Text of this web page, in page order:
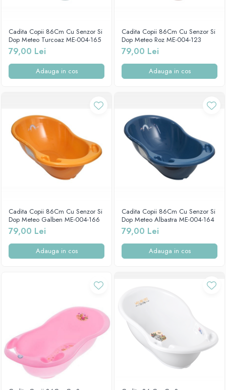
Cadita Copii 86Cm Cu Senzor Si
Dop Meteo Turcoaz ME-004-165
79,00 Lei
Adauga in cos
Cadita Copii 86Cm Cu Senzor Si
Dop Meteo Roz ME-004-123
79,00 Lei
Adauga in cos
Cadita Copii 86Cm Cu Senzor Si
Dop Meteo Galben ME-004-166
79,00 Lei
Adauga in cos
Cadita Copii 86Cm Cu Senzor Si
Dop Meteo Albastra ME-004-164
79,00 Lei
Adauga in cos